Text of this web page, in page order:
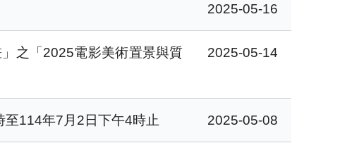
2025-05-16
之「2025電影美術置景與質
2025-05-14
至114年7月2日下午4時止 2025-05-08